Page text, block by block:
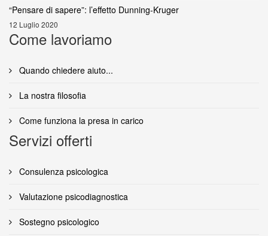
“Pensare di sapere”: l’effetto Dunning-Kruger
12 Luglio 2020
Come lavoriamo
Quando chiedere aiuto...
La nostra filosofia
Come funziona la presa in carico
Servizi offerti
Consulenza psicologica
Valutazione psicodiagnostica
Sostegno psicologico